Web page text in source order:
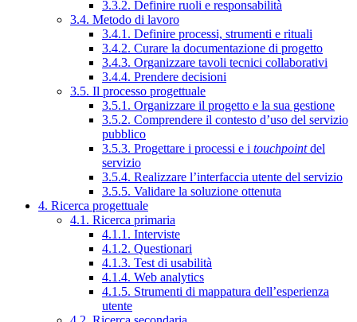
3.3.2. Definire ruoli e responsabilità
3.4. Metodo di lavoro
3.4.1. Definire processi, strumenti e rituali
3.4.2. Curare la documentazione di progetto
3.4.3. Organizzare tavoli tecnici collaborativi
3.4.4. Prendere decisioni
3.5. Il processo progettuale
3.5.1. Organizzare il progetto e la sua gestione
3.5.2. Comprendere il contesto d’uso del servizio
pubblico
3.5.3. Progettare i processi e i touchpointdel
servizio
3.5.4. Realizzare l’interfaccia utente del servizio
3.5.5. Validare la soluzione ottenuta
4. Ricerca progettuale
4.1. Ricerca primaria
4.1.1. Interviste
4.1.2. Questionari
4.1.3. Test di usabilità
4.1.4. Web analytics
4.1.5. Strumenti di mappatura dell’esperienza
utente